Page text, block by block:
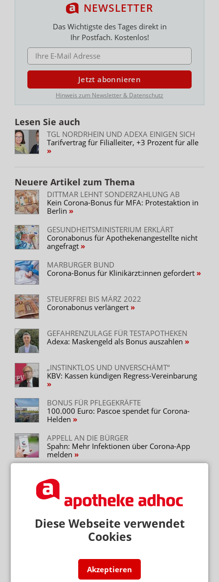
Diese Webseite verwendet
Cookies
Akzeptieren
NEWSLETTER
Das Wichtigste des Tages direkt in
Ihr Postfach. Kostenlos!
E-MAIL ADRESSE
Jetzt abonnieren
Hinweis zum Newsletter & Datenschutz
Lesen Sie auch
TGL NORDRHEIN UND ADEXA EINIGEN SICH
Tarifvertrag für Filialleiter, +3 Prozent für alle
Neuere Artikel zum Thema
DITTMAR LEHNT SONDERZAHLUNG AB
Kein Corona-Bonus für MFA: Protestaktion in
Berlin
GESUNDHEITSMINISTERIUM ERKLÄRT
Coronabonus für Apothekenangestellte nicht
angefragt
MARBURGER BUND
Corona-Bonus für Klinikärzt:innen gefordert
STEUERFREI BIS MÄRZ 2022
Coronabonus verlängert
GEFAHRENZULAGE FÜR TESTAPOTHEKEN
Adexa: Maskengeld als Bonus auszahlen
„INSTINKTLOS UND UNVERSCHÄMT“
KBV: Kassen kündigen Regress-Vereinbarung
BONUS FÜR PFLEGEKRÄFTE
100.000 Euro: Pascoe spendet für Corona-
Helden
APPELL AN DIE BÜRGER
Spahn: Mehr Infektionen über Corona-App
melden
Mehr zum Thema
NICHT NUR ANGESTELLTENVERHÄLTNIS
Medizinstudenten wollen eigene Praxis
KLIMARESILIENTES GESUNDHEITSWESEN
KASSENÄRZTE FORDERN PRÄVENTIONSOFFENSIVE
Alkohol und Tabak: Staat sollte ordentlich zulangen